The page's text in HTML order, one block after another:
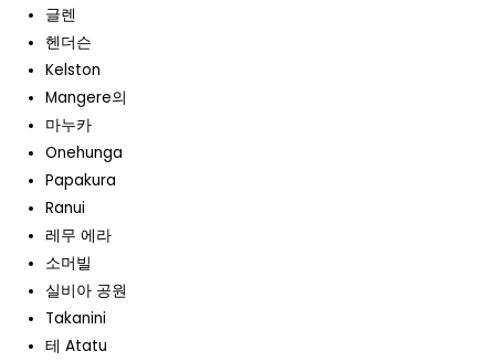
글렌
헨더슨
Kelston
Mangere의
마누카
Onehunga
Papakura
Ranui
레무 에라
소머빌
실비아 공원
Takanini
테 Atatu